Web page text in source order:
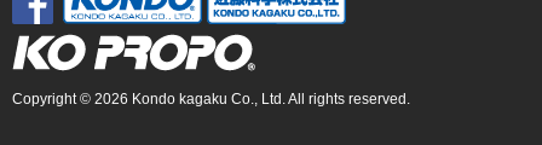
Copyright © 2026 Kondo kagaku Co., Ltd. All rights reserved.